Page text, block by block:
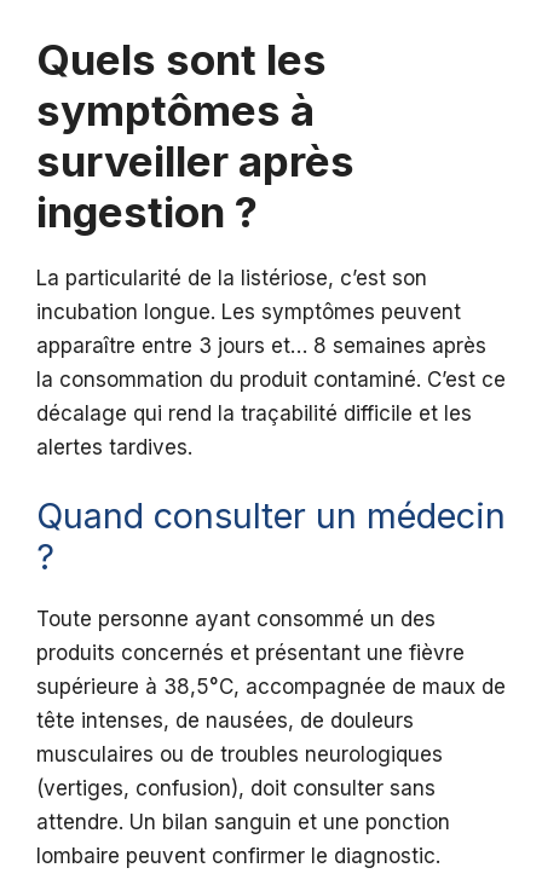
Quels sont les
symptômes à
surveiller après
ingestion ?
La particularité de la listériose, c’est son
incubation longue. Les symptômes peuvent
apparaître entre 3 jours et… 8 semaines après
la consommation du produit contaminé. C’est ce
décalage qui rend la traçabilité difficile et les
alertes tardives.
Quand consulter un médecin
?
Toute personne ayant consommé un des
produits concernés et présentant une fièvre
supérieure à 38,5°C, accompagnée de maux de
tête intenses, de nausées, de douleurs
musculaires ou de troubles neurologiques
(vertiges, confusion), doit consulter sans
attendre. Un bilan sanguin et une ponction
lombaire peuvent confirmer le diagnostic.